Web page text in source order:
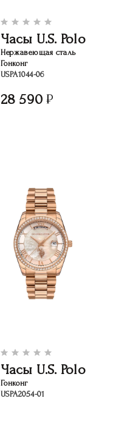
Часы U.S. Polo
Нержавеющая сталь
Гонконг
USPA1044-06
28 590
Часы U.S. Polo
Гонконг
USPA2054-01